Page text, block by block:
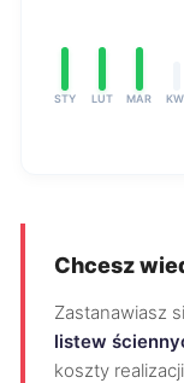
STY LUT MAR
Chcesz
Zastanawiasz
listew
koszty